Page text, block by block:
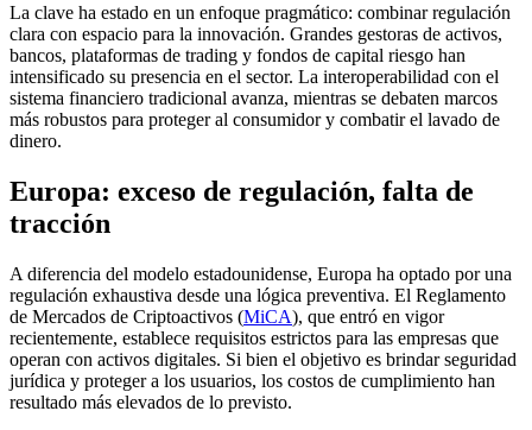
La clave ha estado en un enfoque pragmático: combinar regulación
clara con espacio para la innovación. Grandes gestoras de activos,
bancos, plataformas de trading y fondos de capital riesgo han
intensificado su presencia en el sector. La interoperabilidad con el
sistema financiero tradicional avanza, mientras se debaten marcos
más robustos para proteger al consumidor y combatir el lavado de
dinero.
Europa: exceso de regulación, falta de
tracción
A diferencia del modelo estadounidense, Europa ha optado por una
regulación exhaustiva desde una lógica preventiva. El Reglamento
de Mercados de Criptoactivos (MiCA), que entró en vigor
recientemente, establece requisitos estrictos para las empresas que
operan con activos digitales. Si bien el objetivo es brindar seguridad
jurídica y proteger a los usuarios, los costos de cumplimiento han
resultado más elevados de lo previsto.